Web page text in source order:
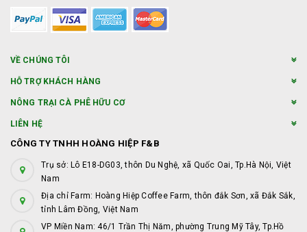
VỀ CHÚNG TÔI
HỖ TRỢ KHÁCH HÀNG
NÔNG TRẠI CÀ PHÊ HỮU CƠ
LIÊN HỆ
CÔNG TY TNHH HOÀNG HIỆP F&B
Trụ sở: Lô E18-DG03, thôn Du Nghệ, xã Quốc Oai, Tp.Hà Nội, Việt
Nam
Địa chỉ Farm: Hoàng Hiệp Coffee Farm, thôn đắk Sơn, xã Đắk Sắk,
tỉnh Lâm Đồng, Việt Nam
VP Miền Nam: 46/1 Trần Thị Năm, phường Trung Mỹ Tây, Tp.Hồ